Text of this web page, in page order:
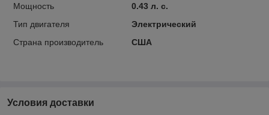
Мощность
0.43 л. с.
Тип двигателя
Электрический
Страна производитель
США
Условия доставки